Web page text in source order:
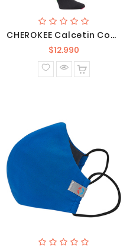
CHEROKEE Calcetin Compresión 10-15 MmHg PRINTSUPPORT AVCDL
$12.990
normal